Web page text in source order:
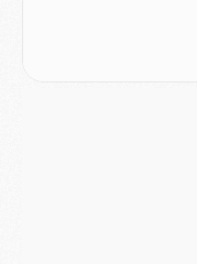
- Le transfert